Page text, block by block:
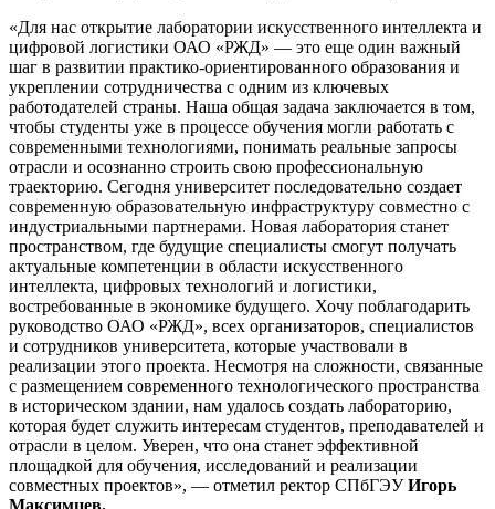
«Для нас открытие лаборатории искусственного интеллекта и
цифровой логистики ОАО «РЖД» — это еще один важный
шаг в развитии практико-ориентированного образования и
укреплении сотрудничества с одним из ключевых
работодателей страны. Наша общая задача заключается в том,
чтобы студенты уже в процессе обучения могли работать с
современными технологиями, понимать реальные запросы
отрасли и осознанно строить свою профессиональную
траекторию. Сегодня университет последовательно создает
современную образовательную инфраструктуру совместно с
индустриальными партнерами. Новая лаборатория станет
пространством, где будущие специалисты смогут получать
актуальные компетенции в области искусственного
интеллекта, цифровых технологий и логистики,
востребованные в экономике будущего. Хочу поблагодарить
руководство ОАО «РЖД», всех организаторов, специалистов
и сотрудников университета, которые участвовали в
реализации этого проекта. Несмотря на сложности, связанные
с размещением современного технологического пространства
в историческом здании, нам удалось создать лабораторию,
которая будет служить интересам студентов, преподавателей и
отрасли в целом. Уверен, что она станет эффективной
площадкой для обучения, исследований и реализации
совместных проектов», — отметил ректор СПбГЭУИгорь
Максимцев.